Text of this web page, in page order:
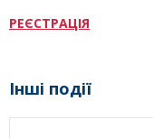
РЕЄСТРАЦІЯ
Інші події